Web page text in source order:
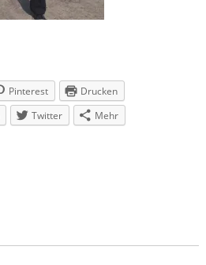
Pinterest
Drucken
Twitter Mehr